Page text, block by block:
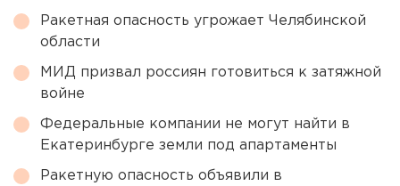
Ракетная опасность угрожает Челябинской
области
МИД призвал россиян готовиться к затяжной
войне
Федеральные компании не могут найти в
Екатеринбурге земли под апартаменты
Ракетную опасность объявили в